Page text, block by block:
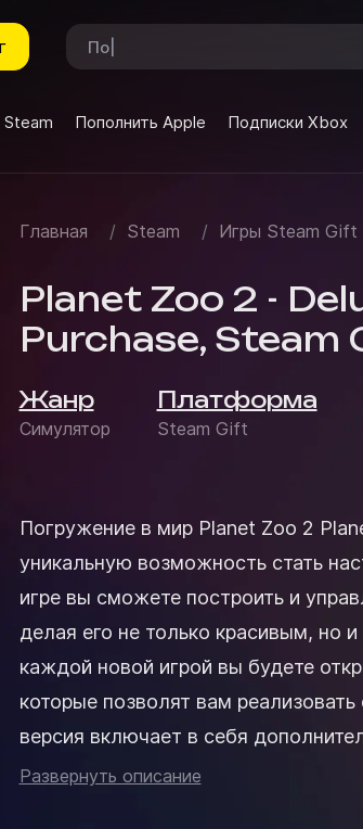
Steam Пополнить Apple Подписки Xbox
Главная / Steam / Игры Steam Gift
Planet Zoo 2 -
Purchase, Steam
Жанр
Симулятор
Платформа
Steam Gift
Погружение в мир Planet Zoo 2 Planet Zoo 2 - Deluxe Edition предлагает вам
уникальную возможность стать
игре вы сможете построить и
делая его не только красивым,
каждой новой игрой вы будете
которые позволят вам реализовать
версия включает в себя
игровой опыт. В...
Развернуть описание